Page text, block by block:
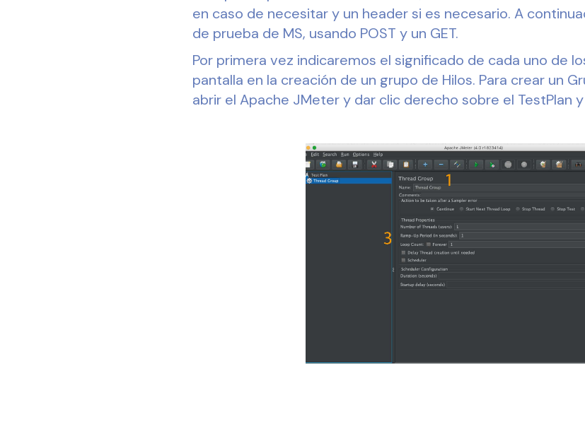
en caso de necesitar y un header si es necesario. A
de prueba de MS, usando POST y un GET.
Por primera vez indicaremos el significado de cada uno de
pantalla en la creación de un grupo de Hilos. Para crear un
abrir el Apache JMeter y dar clic derecho sobre el TestPlan